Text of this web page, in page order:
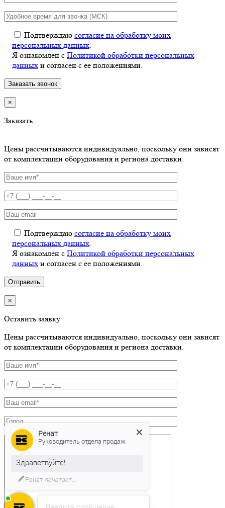
Подтверждаю согласие на обработку моих
персональных данных.
Я ознакомлен с Политикой обработки персональных
данных и согласен с ее положениями.
×
Заказать
Цены рассчитываются индивидуально, поскольку они зависят
от комплектации оборудования и региона доставки.
Подтверждаю согласие на обработку моих
персональных данных.
Я ознакомлен с Политикой обработки персональных
данных и согласен с ее положениями.
×
Оставить заявку
Цены рассчитываются индивидуально, поскольку они зависят
от комплектации оборудования и региона доставки.
Ренат
Руководитель отдела продаж
Здравствуйте!
Ренатпечатает...